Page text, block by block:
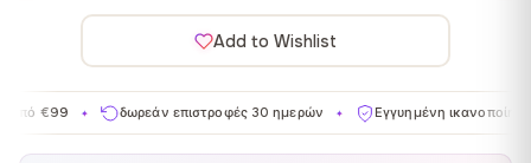
Add to Wishlist
δωρεάν επιστροφές 30 ημερών ✦ Εγγυημένη ικανοποίηση ✦